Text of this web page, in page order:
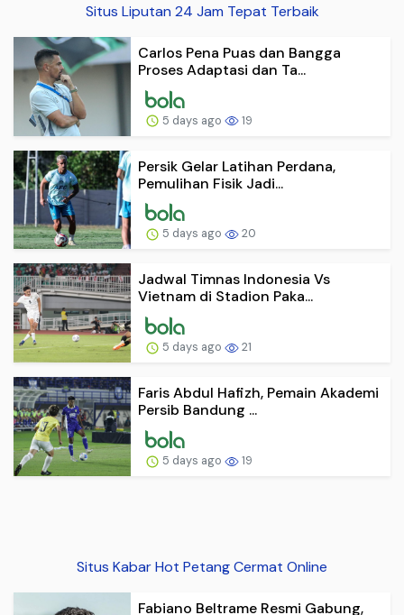
Situs Liputan 24 Jam Tepat Terbaik
Carlos Pena Puas dan Bangga
Proses Adaptasi dan Ta...
5 days ago 19
Persik Gelar Latihan Perdana,
Pemulihan Fisik Jadi...
5 days ago 20
Jadwal Timnas Indonesia Vs
Vietnam di Stadion Paka...
5 days ago 21
Faris Abdul Hafizh, Pemain Akademi
Persib Bandung ...
5 days ago 19
Situs Kabar Hot Petang Cermat Online
Fabiano Beltrame Resmi Gabung,